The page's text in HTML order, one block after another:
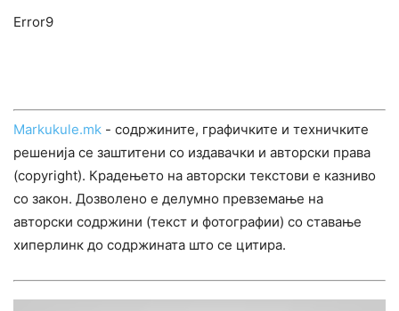
Error9
Markukule.mk - содржините, графичките и техничките
решенија се заштитени со издавачки и авторски права
(copyright). Крадењето на авторски текстови е казниво
со закон. Дозволено е делумно превземање на
авторски содржини (текст и фотографии) со ставање
хиперлинк до содржината што се цитира.